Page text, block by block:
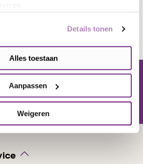
Details tonen
Alles toestaan
Aanpassen
Weigeren
onze nieuwsbrief